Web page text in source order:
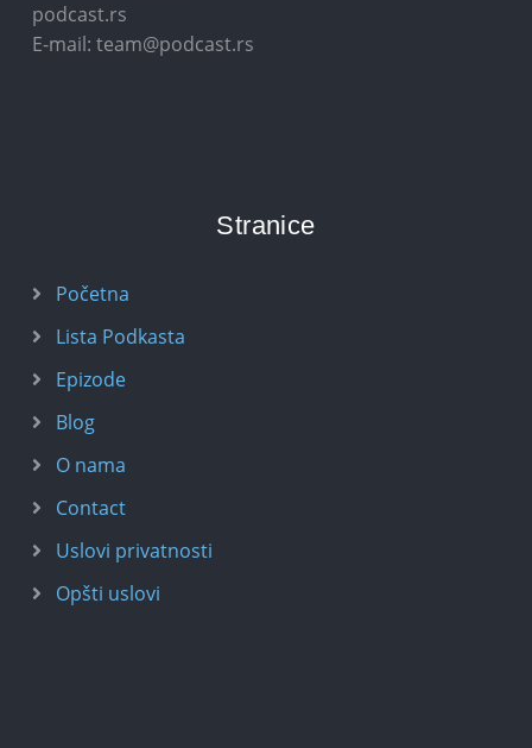
podcast.rs
E-mail: team@podcast.rs
Stranice
Početna
Lista Podkasta
Epizode
Blog
O nama
Contact
Uslovi privatnosti
Opšti uslovi